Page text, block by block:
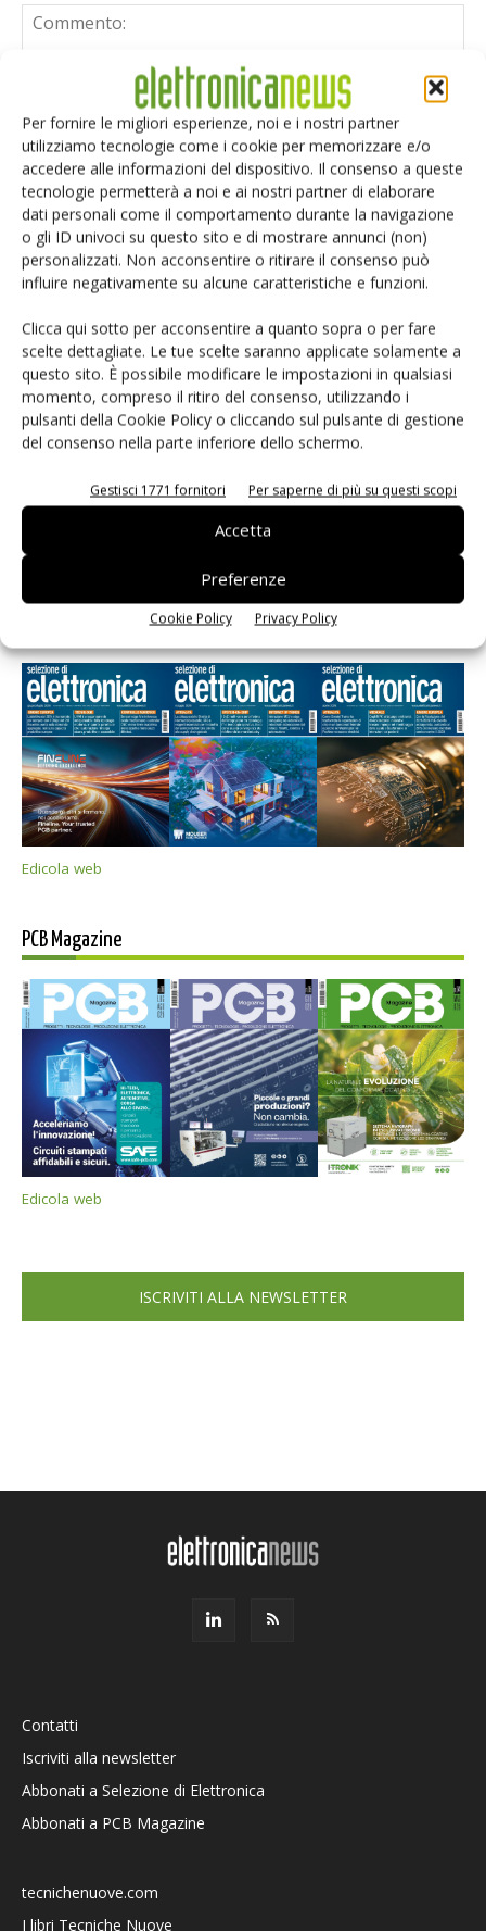
Per fornire le migliori esperienze, noi e i nostri partner
utilizziamo tecnologie come i cookie per memorizzare e/o
accedere alle informazioni del dispositivo. Il consenso a queste
tecnologie permetterà a noi e ai nostri partner di elaborare
dati personali come il comportamento durante la navigazione
o gli ID univoci su questo sito e di mostrare annunci (non)
personalizzati. Non acconsentire o ritirare il consenso può
influire negativamente su alcune caratteristiche e funzioni.
Clicca qui sotto per acconsentire a quanto sopra o per fare
scelte dettagliate. Le tue scelte saranno applicate solamente a
questo sito. È possibile modificare le impostazioni in qualsiasi
momento, compreso il ritiro del consenso, utilizzando i
pulsanti della Cookie Policy o cliccando sul pulsante di gestione
del consenso nella parte inferiore dello schermo.
Gestisci 1771 fornitori Per saperne di più su questi scopi
Accetta
Preferenze
Cookie Policy Privacy Policy
Salva il mio nome, email e sito web in questo browser per i
prossimi commenti.
Selezione di elettronica
Edicola web
PCB Magazine
Edicola web
ISCRIVITI ALLA NEWSLETTER
Contatti
Iscriviti alla newsletter
Abbonati a Selezione di Elettronica
Abbonati a PCB Magazine
tecnichenuove.com
I libri Tecniche Nuove